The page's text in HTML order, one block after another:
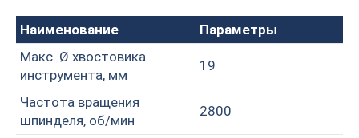
Наименование
Параметры
Макс. Ø хвостовика
инструмента, мм
19
Частота вращения
шпинделя, об/мин
2800